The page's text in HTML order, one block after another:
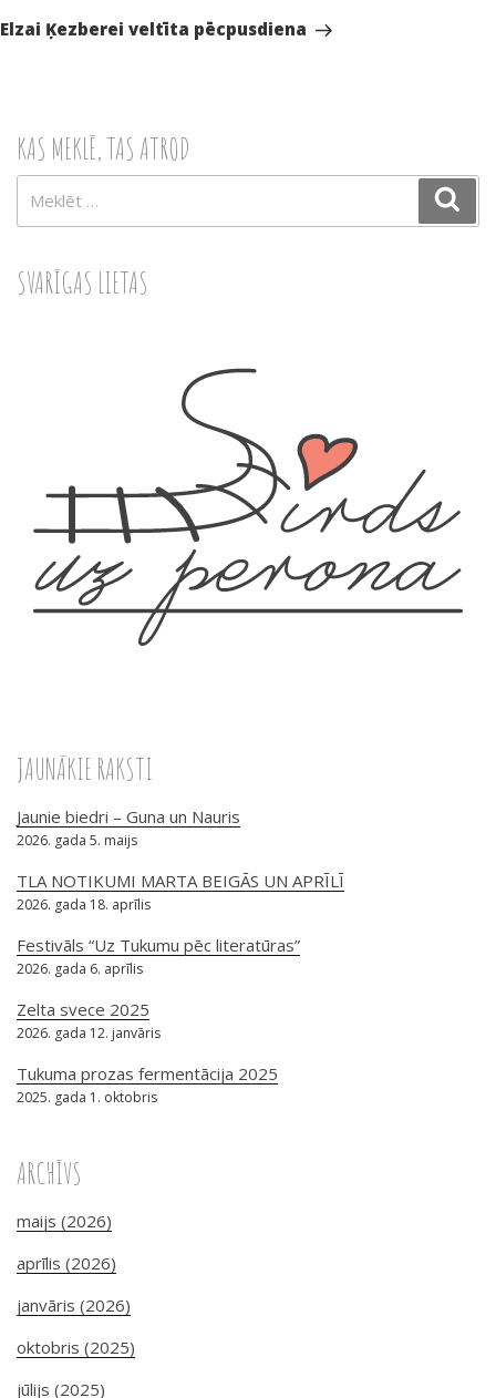
ziņa
Elzai Ķezberei veltīta pēcpusdiena
KAS MEKLĒ, TAS ATROD
SVARĪGAS LIETAS
JAUNĀKIE RAKSTI
Jaunie biedri – Guna un Nauris
2026. gada 5. maijs
TLA NOTIKUMI MARTA BEIGĀS UN APRĪLĪ
2026. gada 18. aprīlis
Festivāls “Uz Tukumu pēc literatūras”
2026. gada 6. aprīlis
Zelta svece 2025
2026. gada 12. janvāris
Tukuma prozas fermentācija 2025
2025. gada 1. oktobris
ARCHĪVS
maijs (2026)
aprīlis (2026)
janvāris (2026)
oktobris (2025)
jūlijs (2025)